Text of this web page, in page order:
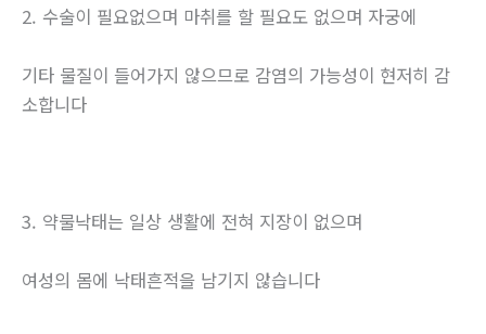
2. 수술이 필요없으며 마취를 할 필요도 없으며 자궁에
기타 물질이 들어가지 않으므로 감염의 가능성이 현저히 감
소합니다
3. 약물낙태는 일상 생활에 전혀 지장이 없으며
여성의 몸에 낙태흔적을 남기지 않습니다